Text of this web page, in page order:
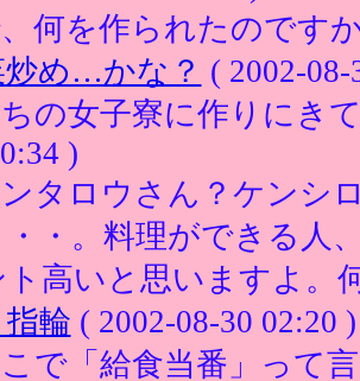
何を作られたのです
炒め…かな？ ( 2002-
の女子寮に作りにき
)
タロウさん？ケンシ
・・。料理ができる人
ト高いと思いますよ。
指輪 ( 2002-08-30 02:20 )
で「給食当番」って